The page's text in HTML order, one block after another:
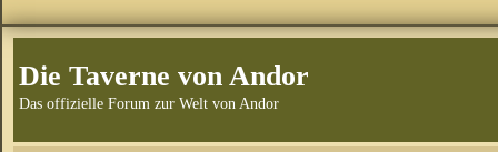
Die Taverne von Andor
Das offizielle Forum zur Welt von Andor